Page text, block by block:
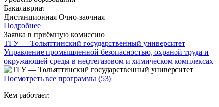
Бакалавриат
Дистанционная Очно-заочная
Подробнее
Заявка в приёмную комиссию
ТГУ — Тольяттинский государственный университет
Управление промышленной безопасностью, охраной труда и
окружающей среды в нефтегазовом и химическом комплексах
Посмотреть все программы (53)
Кем работает: